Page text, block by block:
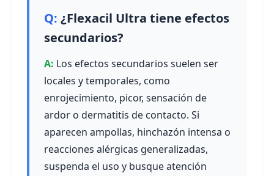
¿Flexacil Ultra tiene efectos
secundarios?
Los efectos secundarios suelen ser
locales y temporales, como
enrojecimiento, picor, sensación de
ardor o dermatitis de contacto. Si
aparecen ampollas, hinchazón intensa o
reacciones alérgicas generalizadas,
suspenda el uso y busque atención